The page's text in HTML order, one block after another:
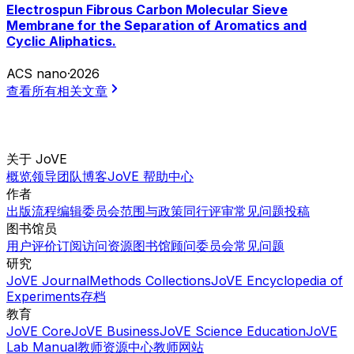
Electrospun Fibrous Carbon Molecular Sieve
Membrane for the Separation of Aromatics and
Cyclic Aliphatics.
ACS nano·2026
查看所有相关文章
关于 JoVE
概览领导团队博客JoVE 帮助中心
作者
出版流程编辑委员会范围与政策同行评审常见问题投稿
图书馆员
用户评价订阅访问资源图书馆顾问委员会常见问题
研究
JoVE JournalMethods CollectionsJoVE Encyclopedia of
Experiments存档
教育
JoVE CoreJoVE BusinessJoVE Science EducationJoVE
Lab Manual教师资源中心教师网站